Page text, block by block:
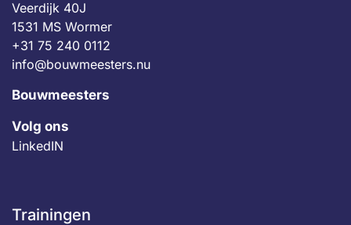
Veerdijk 40J
1531 MS Wormer
+31 75 240 0112
info@bouwmeesters.nu
Bouwmeesters
Volg ons
LinkedIN
Trainingen